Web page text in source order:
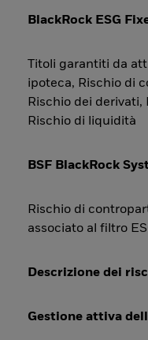
BlackRock ESG
Titoli garantiti da
ipoteca, Rischio di
Rischio dei derivati,
Rischio di liquidità
BSF BlackRock
Rischio di
associato al filtro
Descrizione dei
Gestione attiva